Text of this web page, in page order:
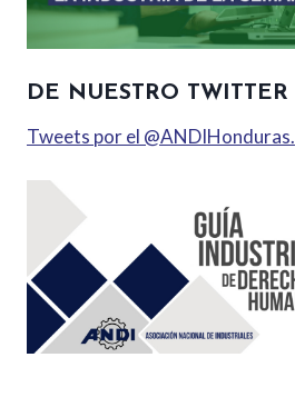
DE NUESTRO TWITTER
Tweets por el @ANDIHonduras.